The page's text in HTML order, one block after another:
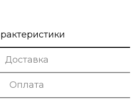
Доставка
Оплата